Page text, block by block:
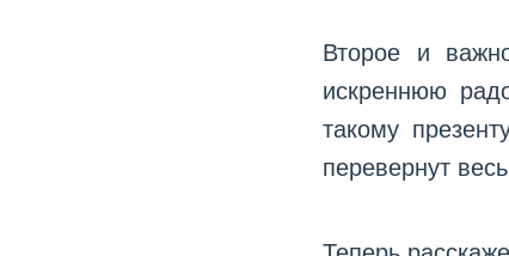
Второе и
искреннюю
такому
перевернут